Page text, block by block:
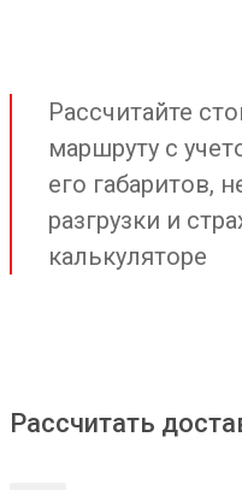
Рассчитайте
маршруту с
его габаритов,
разгрузки и
калькуляторе
Рассчитать